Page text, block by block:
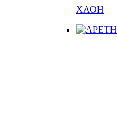
ΧΛΟΗ